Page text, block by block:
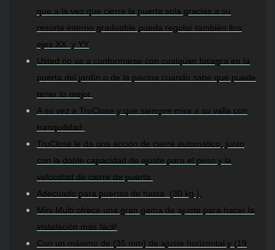
que a la vez que cierre la puerta sola gracias a su
resorte interno graduable pueda regular también llos
ejes XX y YY
Usted no va a conformarse con cualquier bisagra en la
puerta del jardín o de la piscina cuando sabe que puede
tener lo mejor.
A su vez a TruClose y que siempre mira a su valla con
tranquilidad.
TruClose le da una acción de cierre automático, junto
con la doble capacidad de ajuste para el peso y la
velocidad de cierre de puerta.
Adecuado para puertas de hasta (30 kg.),
Mini Multi ofrece una gran gama de ajuste para hacer la
instalación más fácil!
Con un máximo de (35 mm) de ajuste horizontal y (19